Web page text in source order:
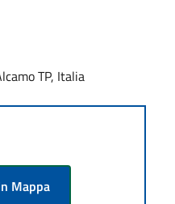
TP, Italia
Mappa